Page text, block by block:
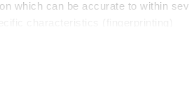
which can be accurate to within
modu librean kontatzea da